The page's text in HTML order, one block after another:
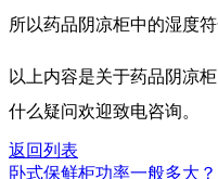
所以药品阴凉柜中的湿度符
以上内容是关于药品阴凉
什么疑问欢迎致电咨询。
返回列表
卧式保鲜柜功率一般多大？